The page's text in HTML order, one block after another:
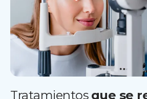
Tratamientos que se